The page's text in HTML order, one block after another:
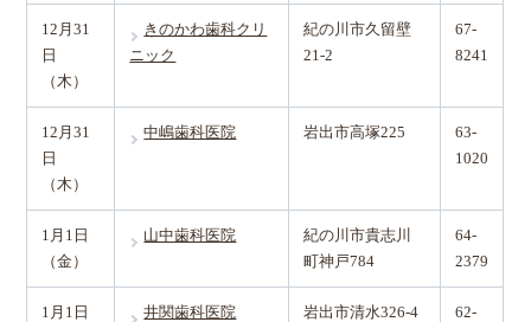
12月31
日
（木）
きのかわ歯科クリ
ニック
紀の川市久留壁
21-2
67-
8241
12月31
日
（木）
中嶋歯科医院 岩出市高塚225
63-
1020
1月1日
（金）
山中歯科医院
紀の川市貴志川
町神戸784
64-
2379
1月1日
井関歯科医院 岩出市清水326-4
62-